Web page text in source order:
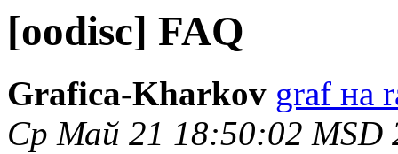
[oodisc] FAQ
Grafica-Kharkov graf на
Ср Май 21 18:50:02 MSD